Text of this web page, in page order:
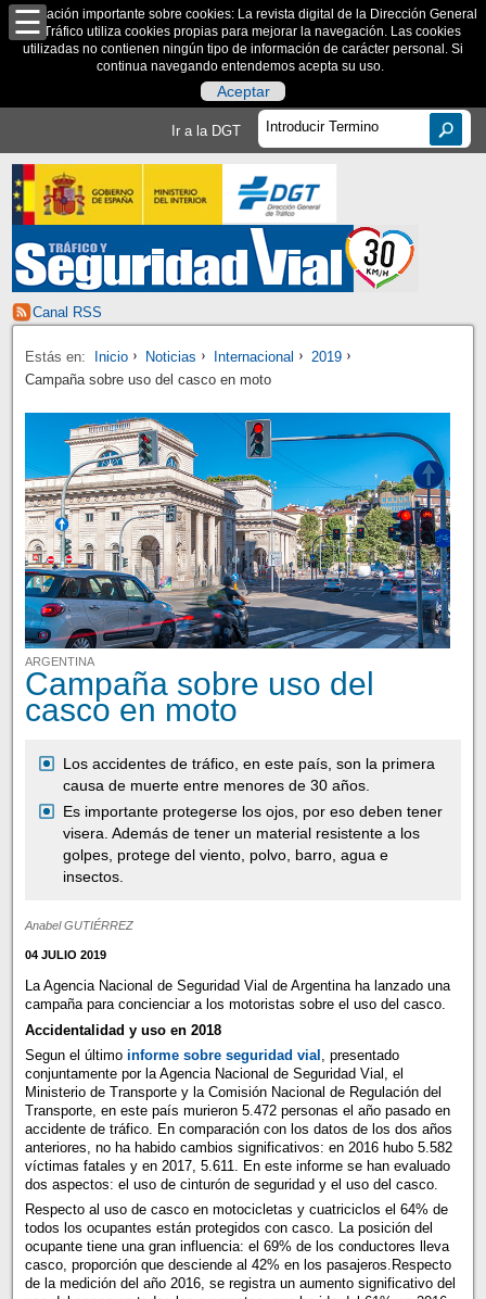
Información importante sobre cookies: La revista digital de la Dirección General
de Tráfico utiliza cookies propias para mejorar la navegación. Las cookies
utilizadas no contienen ningún tipo de información de carácter personal. Si
continua navegando entendemos acepta su uso.
Aceptar
Ir a la DGT
Canal RSS
Estás en: Inicio Noticias Internacional
2019
Campaña sobre uso del casco en moto
ARGENTINA
Campaña sobre uso del
casco en moto
Los accidentes de tráfico, en este país, son la primera
causa de muerte entre menores de 30 años.
Es importante protegerse los ojos, por eso deben tener
visera. Además de tener un material resistente a los
golpes, protege del viento, polvo, barro, agua e
insectos.
Anabel GUTIÉRREZ
04 JULIO 2019
La Agencia Nacional de Seguridad Vial de Argentina ha lanzado una
campaña para concienciar a los motoristas sobre el uso del casco.
Accidentalidad y uso en 2018
Segun el último informe sobre seguridad vial , presentado
conjuntamente por la Agencia Nacional de Seguridad Vial, el
Ministerio de Transporte y la Comisión Nacional de Regulación del
Transporte, en este país murieron 5.472 personas el año pasado en
accidente de tráfico. En comparación con los datos de los dos años
anteriores, no ha habido cambios significativos: en 2016 hubo 5.582
víctimas fatales y en 2017, 5.611. En este informe se han evaluado
dos aspectos: el uso de cinturón de seguridad y el uso del casco.
Respecto al uso de casco en motocicletas y cuatriciclos el 64% de
todos los ocupantes están protegidos con casco. La posición del
ocupante tiene una gran influencia: el 69% de los conductores lleva
casco, proporción que desciende al 42% en los pasajeros.Respecto
de la medición del año 2016, se registra un aumento significativo del